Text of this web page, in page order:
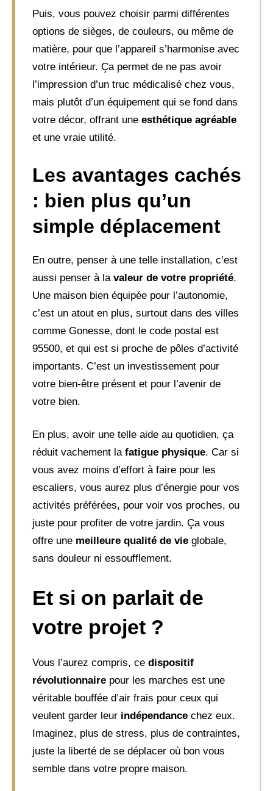
Puis, vous pouvez choisir parmi différentes
options de sièges, de couleurs, ou même de
matière, pour que l’appareil s’harmonise avec
votre intérieur. Ça permet de ne pas avoir
l’impression d’un truc médicalisé chez vous,
mais plutôt d’un équipement qui se fond dans
votre décor, offrant une esthétique agréable
et une vraie utilité.
Les avantages cachés
: bien plus qu’un
simple déplacement
En outre, penser à une telle installation, c’est
aussi penser à la valeur de votre propriété.
Une maison bien équipée pour l’autonomie,
c’est un atout en plus, surtout dans des villes
comme Gonesse, dont le code postal est
95500, et qui est si proche de pôles d’activité
importants. C’est un investissement pour
votre bien-être présent et pour l’avenir de
votre bien.
En plus, avoir une telle aide au quotidien, ça
réduit vachement la fatigue physique. Car si
vous avez moins d’effort à faire pour les
escaliers, vous aurez plus d’énergie pour vos
activités préférées, pour voir vos proches, ou
juste pour profiter de votre jardin. Ça vous
offre une meilleure qualité de vie globale,
sans douleur ni essoufflement.
Et si on parlait de
votre projet ?
Vous l’aurez compris, ce dispositif
révolutionnaire pour les marches est une
véritable bouffée d’air frais pour ceux qui
veulent garder leur indépendance chez eux.
Imaginez, plus de stress, plus de contraintes,
juste la liberté de se déplacer où bon vous
semble dans votre propre maison.